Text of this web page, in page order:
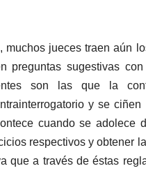
muchos jueces traen aún
preguntas sugestivas
son las que la
y se
cuando se adolece
respectivos y obtener
que a través de éstas